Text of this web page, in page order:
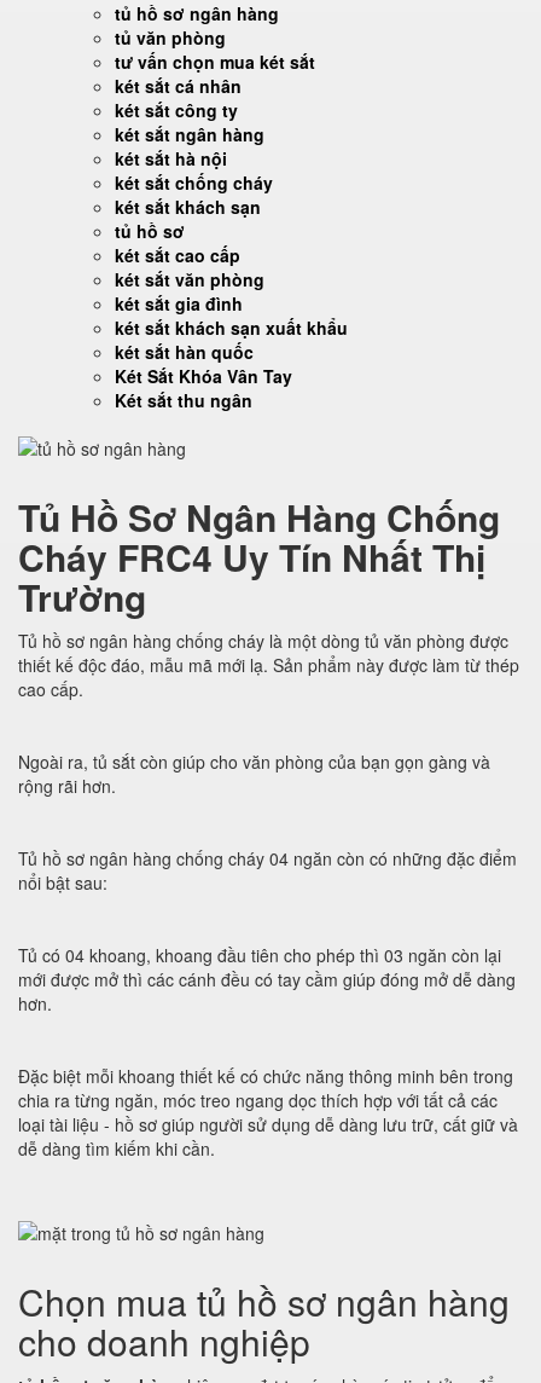
tủ hồ sơ ngân hàng
tủ văn phòng
tư vấn chọn mua két sắt
két sắt cá nhân
két sắt công ty
két sắt ngân hàng
két sắt hà nội
két sắt chống cháy
két sắt khách sạn
tủ hồ sơ
két sắt cao cấp
két sắt văn phòng
két sắt gia đình
két sắt khách sạn xuất khẩu
két sắt hàn quốc
Két Sắt Khóa Vân Tay
Két sắt thu ngân
Tủ Hồ Sơ Ngân Hàng Chống
Cháy FRC4 Uy Tín Nhất Thị
Trường
Tủ hồ sơ ngân hàng chống cháy là một dòng tủ văn phòng được
thiết kế độc đáo, mẫu mã mới lạ. Sản phẩm này được làm từ thép
cao cấp.
Ngoài ra, tủ sắt còn giúp cho văn phòng của bạn gọn gàng và
rộng rãi hơn.
Tủ hồ sơ ngân hàng chống cháy 04 ngăn còn có những đặc điểm
nổi bật sau:
Tủ có 04 khoang, khoang đầu tiên cho phép thì 03 ngăn còn lại
mới được mở thì các cánh đều có tay cầm giúp đóng mở dễ dàng
hơn.
Đặc biệt mỗi khoang thiết kế có chức năng thông minh bên trong
chia ra từng ngăn, móc treo ngang dọc thích hợp với tất cả các
loại tài liệu - hồ sơ giúp người sử dụng dễ dàng lưu trữ, cất giữ và
dễ dàng tìm kiếm khi cần.
Chọn mua tủ hồ sơ ngân hàng
cho doanh nghiệp